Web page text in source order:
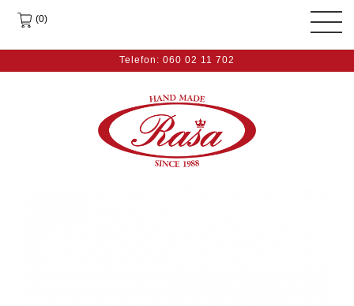
Telefon: 060 02 11 702
(0)